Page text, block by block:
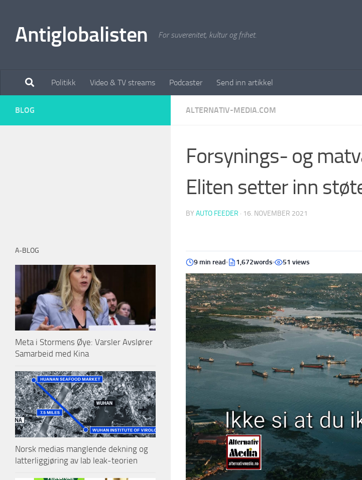
Antiglobalisten For suverenitet, kultur og frihet.
Politikk Video & TV streams Podcaster Send inn artikkel
ALTERNATIV-MEDIA.COM
Forsynings- og
Eliten setter inn
BY AUTO FEEDER · 16. NOVEMBER 2021
9 min read 1,672words 51 views
BLOG
A-BLOG
Meta i Stormens Øye: Varsler Avslører
Samarbeid med Kina
Norsk medias manglende dekning og
latterliggjøring av lab leak-teorien